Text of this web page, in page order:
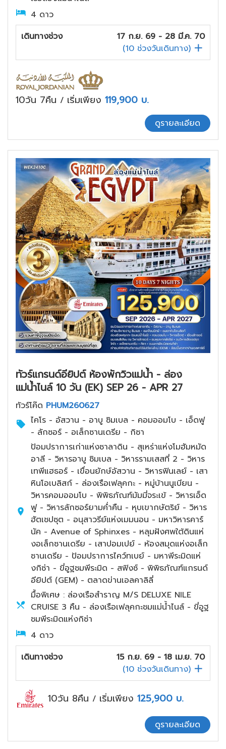
4 ดาว
เดินทางช่วง
17 ก.ย. 69 - 28 มี.ค. 70
(10 ช่วงวันเดินทาง)
10วัน 7คืน / เริ่มเพียง 119,900 บ.
ดูรายละเอียด
ทัวร์แกรนด์อียิปต์ ห้องพักวิวแม่น้ำ - ล่อง
แม่น้ำไนล์ 10 วัน (EK) SEP 26 - APR 27
ทัวร์โค๊ด PHUM260627
ไคโร - อัสวาน - อาบู ซิมเบล - คอมออมโบ - เอ็ดฟู
- ลักซอร์ - อเล็กซานเดรีย - กิซา
ป้อมปราการเก่าแห่งซาลาดิน - สุเหร่าแห่งโมฮัมหมัด
อาลี - วิหารอาบู ซิมเบล - วิหารรามเสสที่ 2 - วิหาร
เทพีแฮธอร์ - เขื่อนยักษ์อัสวาน - วิหารฟินเลย์ - เสา
หินโอเบลิสก์ - ล่องเรือเฟลุคกะ - หมู่บ้านนูเบียน -
วิหารคอมออมโบ - พิพิธภัณฑ์มัมมี่จระเข้ - วิหารเอ็ด
ฟู - วิหารลักซอร์ยามค่ำคืน - หุบเขากษัตริย์ - วิหาร
ฮัตเชปซุต - อนุสาวรีย์แห่งเมมนอน - มหาวิหารคาร์
นัค - Avenue of Sphinxes - หลุมฝังศพใต้ดินแห่
งอเล็กซานเดรีย - เสาปอมเปย์ - ห้องสมุดแห่งอเล็ก
ซานเดรีย - ป้อมปราการไคว์ทเบย์ - มหาพีระมิดแห่
งกิซ่า - ขี่อูฐชมพีระมิด - สฟิงซ์ - พิพิธภัณฑ์แกรนด์
อียิปต์ (GEM) - ตลาดข่านเอลคาลิลี่
มื้อพิเศษ : ล่องเรือสำราญ M/S DELUXE NILE
CRUISE 3 คืน - ล่องเรือเฟลุคกะชมแม่น้ำไนล์ - ขี่อูฐ
ชมพีระมิดแห่งกิซ่า
4 ดาว
เดินทางช่วง
15 ก.ย. 69 - 18 เม.ย. 70
(10 ช่วงวันเดินทาง)
10วัน 8คืน / เริ่มเพียง 125,900 บ.
ดูรายละเอียด